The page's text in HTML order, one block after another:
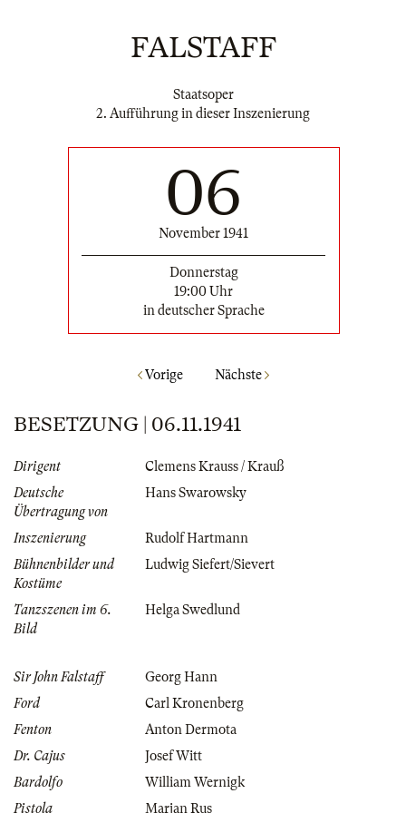
FALSTAFF
Staatsoper
2. Aufführung in dieser Inszenierung
06
November 1941
Donnerstag
19:00 Uhr
in deutscher Sprache
Vorige Nächste
BESETZUNG | 06.11.1941
Dirigent
Clemens Krauss / Krauß
Deutsche
Übertragung von
Hans Swarowsky
Inszenierung
Rudolf Hartmann
Bühnenbilder und
Kostüme
Ludwig Siefert/Sievert
Tanzszenen im 6.
Bild
Helga Swedlund
Sir John Falstaff
Georg Hann
Ford
Carl Kronenberg
Fenton
Anton Dermota
Dr. Cajus
Josef Witt
Bardolfo
William Wernigk
Pistola
Marjan Rus